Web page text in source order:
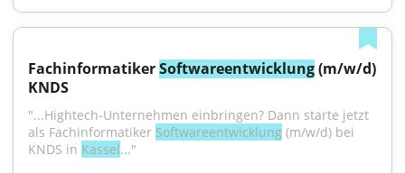
Fachinformatiker Softwareentwicklung (m/w/d)
KNDS
"...Hightech-Unternehmen einbringen? Dann starte jetzt
als Fachinformatiker Softwareentwicklung (m/w/d) bei
KNDS in Kassel..."